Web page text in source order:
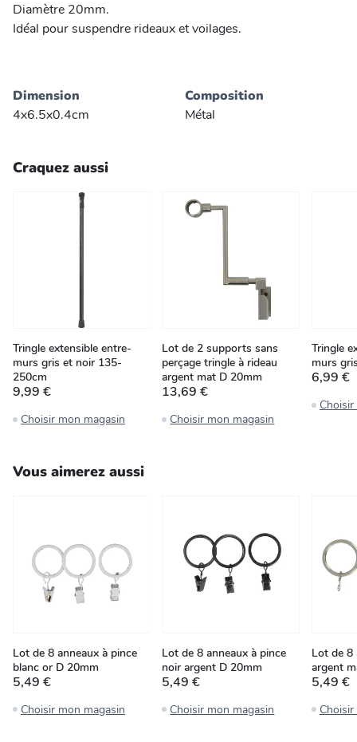
Diamètre 20mm.
Idéal pour suspendre rideaux et voilages.
Dimension
4x6.5x0.4cm
Composition
Métal
Craquez aussi
Tringle extensible entre-
murs gris et noir 135-
250cm
9,99 €
Choisir mon magasin
Lot de 2 supports sans
perçage tringle à rideau
argent mat D 20mm
13,69 €
Choisir mon magasin
Tringle
murs
6,99 €
Vous aimerez aussi
Lot de 8 anneaux à pince
blanc or D 20mm
5,49 €
Choisir mon magasin
Lot de 8 anneaux à pince
noir argent D 20mm
5,49 €
Choisir mon magasin
Lot de 8
argent
5,49 €